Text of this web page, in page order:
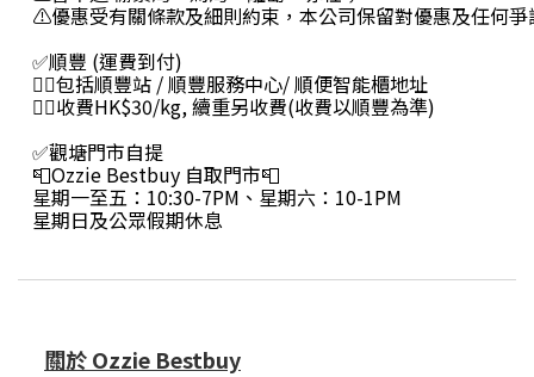
⚠優惠受有關條款及細則約束，本公司保留對優惠及任何
✅順豐 (運費到付)
👉🏻包括順豐站 / 順豐服務中心/ 順便智能櫃地址
👉🏻收費HK$30/kg, 續重另收費(收費以順豐為準)
✅觀塘門市自提
📮Ozzie Bestbuy 自取門市📮
星期一至五：10:30-7PM、星期六：10-1PM
星期日及公眾假期休息
關於 Ozzie Bestbuy